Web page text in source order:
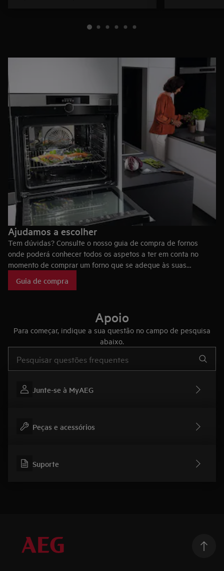
Ajudamos a escolher
Tem dúvidas? Consulte o nosso guia de compra de fornos
onde poderá conhecer todos os aspetos a ter em conta no
momento de comprar um forno que se adeque às suas
fazem deles eletrodomésticos únicos no mercado.
Guia de compra
Apoio
Para começar, indique a sua questão no campo de pesquisa
abaixo.
Junte-se à MyAEG
Peças e acessórios
Suporte